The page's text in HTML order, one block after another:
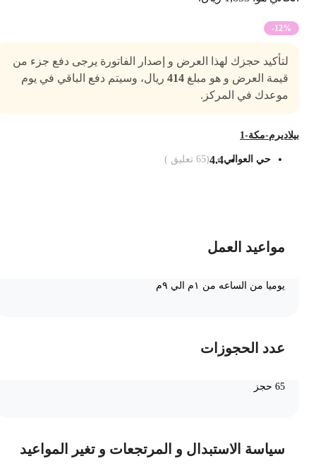
-12%
لتأكيد حجزك لهذا العرض و إصدار الفاتورة يرجى دفع جزء من
قيمة العرض و هو مبلغ414 ريال، وسيتم دفع الباقي في يوم
موعدك في المركز.
مكة-1
حي العوالي4.4
(
65تعليق )
مواعيد العمل
يوميا من الساعه من ١م الي ٩م
عدد الحجوزات
سياسة الاستبدال و المرتجعات و تغير المواعيد